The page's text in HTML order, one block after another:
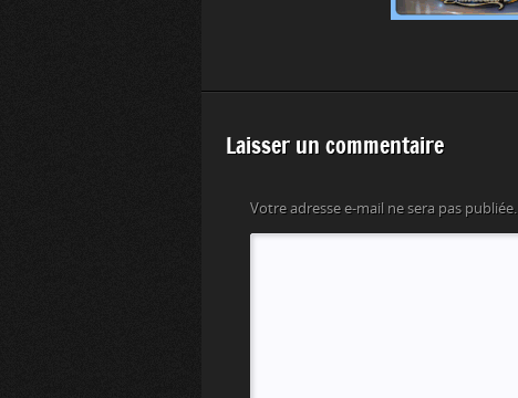
Laisser un commentaire
Votre adresse e-mail ne sera pas publiée.